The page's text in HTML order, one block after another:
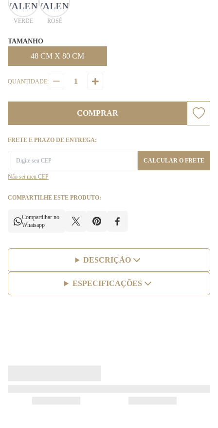
VERDE ROSÉ
TAMANHO
48 CM X 80 CM
QUANTIDADE:
COMPRAR
FRETE E PRAZO DE ENTREGA:
CALCULAR O FRETE
Não sei meu CEP
COMPARTILHE ESTE PRODUTO:
Compartilhar no
Whatsapp
DESCRIÇÃO
ESPECIFICAÇÕES